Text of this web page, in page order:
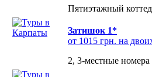
Пятиэтажный
Затишок 1*
от 1015 грн. на
2, 3-местные